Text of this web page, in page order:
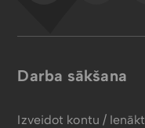
Darba sākšana
Izveidot kontu / Ienākt